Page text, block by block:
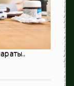
215
406
124